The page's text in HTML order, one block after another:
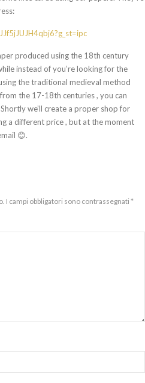
produced using the 18th century
instead of you’re looking for the
the traditional medieval method
the 17-18th centuries , you can
we’ll create a proper shop for
a different price , but at the moment
😊.
I campi obbligatori sono contrassegnati *